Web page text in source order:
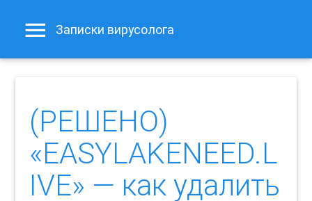
Записки вирусолога
(РЕШЕНО)
«EASYLAKENEED.L
IVE» — как удалить